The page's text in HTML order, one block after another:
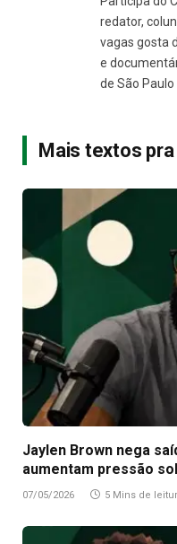
redator,
vagas gosta
e
de São
Mais textos
Jaylen Brown nega
aumentam pressão
07/05/2026 5 Mins de